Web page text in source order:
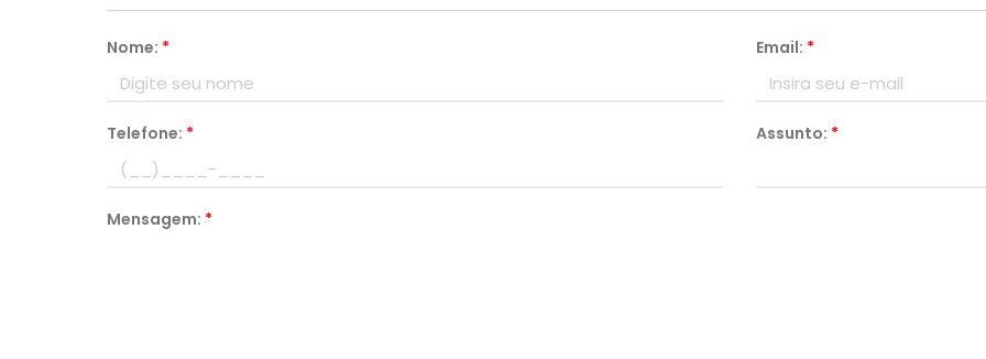
Nome: * Email: *
Telefone: * Assunto: *
Mensagem: *